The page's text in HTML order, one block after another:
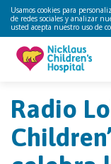
Usamos cookies para
de redes sociales y analizar
usted acepta nuestro uso de
Radio